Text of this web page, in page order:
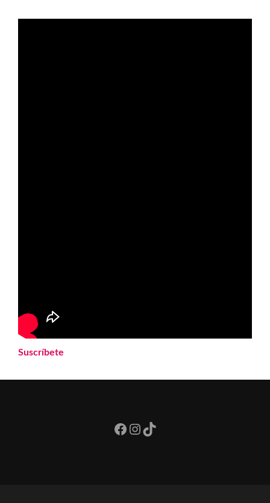
Suscríbete
Facebook
Instagram
TikTok